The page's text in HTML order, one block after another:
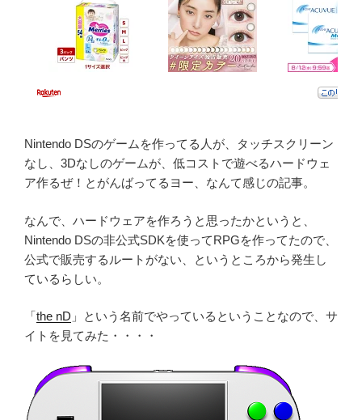
Nintendo DSのゲームを作ってる人が、タッチスクリーン
なし、3Dなしのゲームが、低コストで遊べるハードウェ
ア作るぜ！とがんばってるヨー、なんて感じの記事。
なんで、ハードウェアを作ろうと思ったかというと、
Nintendo DSの非公式SDKを使ってRPGを作ってたので、
公式で販売するルートがない、というところから発生し
ているらしい。
「the nD 」という名前でやっているということなので、サ
イトを見てみた・・・・